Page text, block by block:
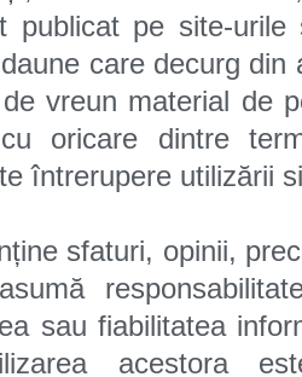
întrerupere utilizării